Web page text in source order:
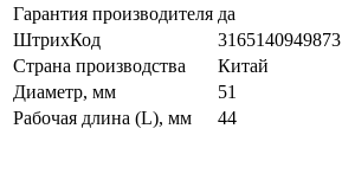
Гарантия производителя да
ШтрихКод
3165140949873
Страна производства
Китай
Диаметр, мм
51
Рабочая длина (L), мм
44